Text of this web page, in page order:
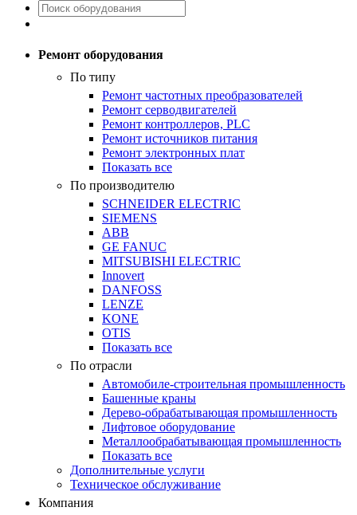
Ремонт оборудования
По типу
Ремонт частотных преобразователей
Ремонт серводвигателей
Ремонт контроллеров, PLC
Ремонт источников питания
Ремонт электронных плат
Показать все
По производителю
SCHNEIDER ELECTRIC
SIEMENS
ABB
GE FANUC
MITSUBISHI ELECTRIC
Innovert
DANFOSS
LENZE
KONE
OTIS
Показать все
По отрасли
Автомобиле-строительная промышленность
Башенные краны
Дерево-обрабатывающая промышленность
Лифтовое оборудование
Металлообрабатывающая промышленность
Показать все
Дополнительные услуги
Техническое обслуживание
Компания